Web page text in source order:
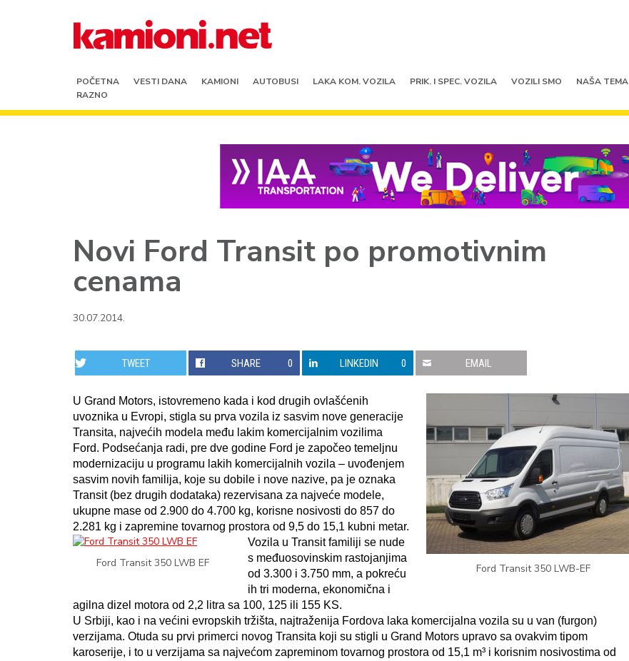
POČETNA VESTI DANA KAMIONI AUTOBUSI LAKA KOM. VOZILA PRIK. I SPEC. VOZILA VOZILI SMO NAŠA TEMA
RAZNO
Novi Ford Transit po promotivnim
cenama
30.07.2014.
TWEET SHARE 0 LINKEDIN 0 EMAIL
Ford Transit 350 LWB-EF
U Grand Motors, istovremeno kada i kod drugih ovlašćenih
uvoznika u Evropi, stigla su prva vozila iz sasvim nove generacije
Transita, najvećih modela među lakim komercijalnim vozilima
Ford. Podsećanja radi, pre dve godine Ford je započeo temeljnu
modernizaciju u programu lakih komercijalnih vozila – uvođenjem
sasvim novih familija, koje su dobile i nove nazive, pa je oznaka
Transit (bez drugih dodataka) rezervisana za najveće modele,
ukupne mase od 2.900 do 4.700 kg, korisne nosivosti do 857 do
2.281 kg i zapremine tovarnog prostora od 9,5 do 15,1 kubni metar.
Ford Transit 350 LWB EF
Vozila u Transit familiji se nude
s međuosovinskim rastojanjima
od 3.300 i 3.750 mm, a pokreću
ih tri moderna, ekonomična i
agilna dizel motora od 2,2 litra sa 100, 125 ili 155 KS.
U Srbiji, kao i na većini evropskih tržišta, najtraženija Fordova laka komercijalna vozila su u van (furgon)
verzijama. Otuda su prvi primerci novog Transita koji su stigli u Grand Motors upravo sa ovakvim tipom
karoserije, i to u verzijama sa najvećom zapreminom tovarnog prostora od 15,1 m³ i korisnim nosivostima od